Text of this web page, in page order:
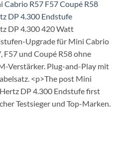
Cabrio R57 F57 Coupé R58
DP 4.300 Endstufe
DP 4.300 420 Watt
Upgrade für Mini Cabrio
F57 und Coupé R58 ohne
Verstärker. Plug-and-Play mit
<p>The post Mini
DP 4.300 Endstufe first
Testsieger und Top-Marken.